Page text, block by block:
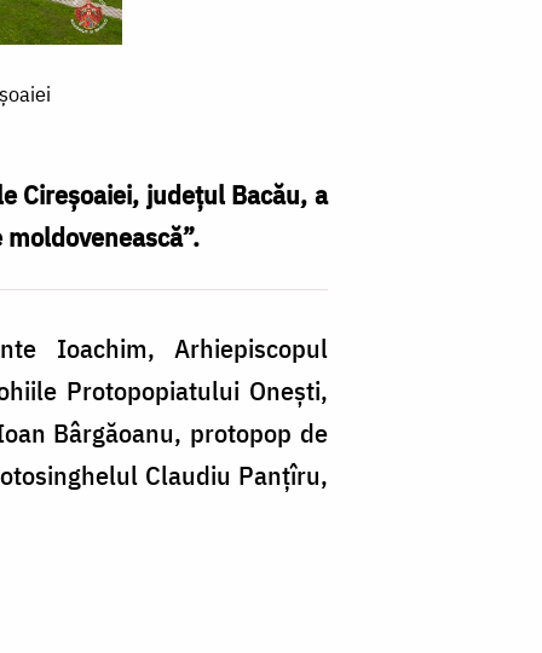
Cireșoaiei, județul Bacău, a
Ioachim, Arhiepiscopul
Protopopiatului Onești,
Bârgăoanu, protopop de
Claudiu Panțîru,